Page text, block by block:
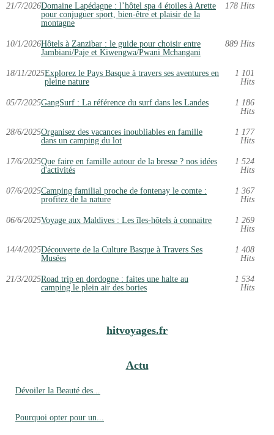
21/7/2026Domaine Lapédagne : l’hôtel spa 4 étoiles à Arette
pour conjuguer sport, bien-être et plaisir de la
montagne
178 Hits
10/1/2026Hôtels à Zanzibar : le guide pour choisir entre
Jambiani/Paje et Kiwengwa/Pwani Mchangani
889 Hits
18/11/2025Explorez le Pays Basque à travers ses aventures en
pleine nature
1 101
Hits
05/7/2025GangSurf : La référence du surf dans les Landes
1 186
Hits
28/6/2025Organisez des vacances inoubliables en famille
dans un camping du lot
1 177
Hits
17/6/2025Que faire en famille autour de la bresse ? nos idées
d'activités
1 524
Hits
07/6/2025Camping familial proche de fontenay le comte :
profitez de la nature
1 367
Hits
06/6/2025Voyage aux Maldives : Les îles-hôtels à connaitre
1 269
Hits
14/4/2025Découverte de la Culture Basque à Travers Ses
Musées
1 408
Hits
21/3/2025Road trip en dordogne : faites une halte au
camping le plein air des bories
1 534
Hits
hitvoyages.fr
Actu
Dévoiler la Beauté des...
Pourquoi opter pour un...